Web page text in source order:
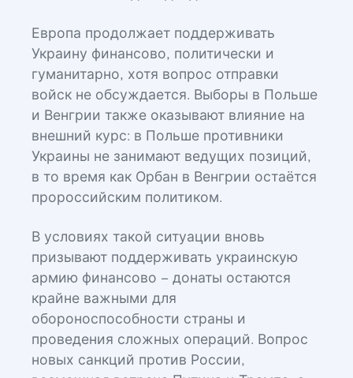
Европа продолжает поддерживать
Украину финансово, политически и
гуманитарно, хотя вопрос отправки
войск не обсуждается. Выборы в Польше
и Венгрии также оказывают влияние на
внешний курс: в Польше противники
Украины не занимают ведущих позиций,
в то время как Орбан в Венгрии остаётся
пророссийским политиком.
В условиях такой ситуации вновь
призывают поддерживать украинскую
армию финансово – донаты остаются
крайне важными для
обороноспособности страны и
проведения сложных операций. Вопрос
новых санкций против России,